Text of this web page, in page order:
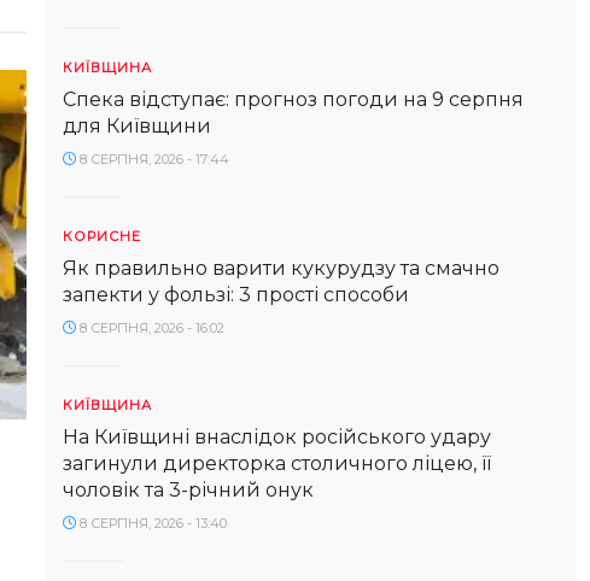
КИЇВЩИНА
Спека відступає: прогноз погоди на 9 серпня
для Київщини
8 СЕРПНЯ, 2026 - 17:44
КОРИСНЕ
Як правильно варити кукурудзу та смачно
запекти у фользі: 3 прості способи
8 СЕРПНЯ, 2026 - 16:02
КИЇВЩИНА
На Київщині внаслідок російського удару
загинули директорка столичного ліцею, її
чоловік та 3-річний онук
8 СЕРПНЯ, 2026 - 13:40